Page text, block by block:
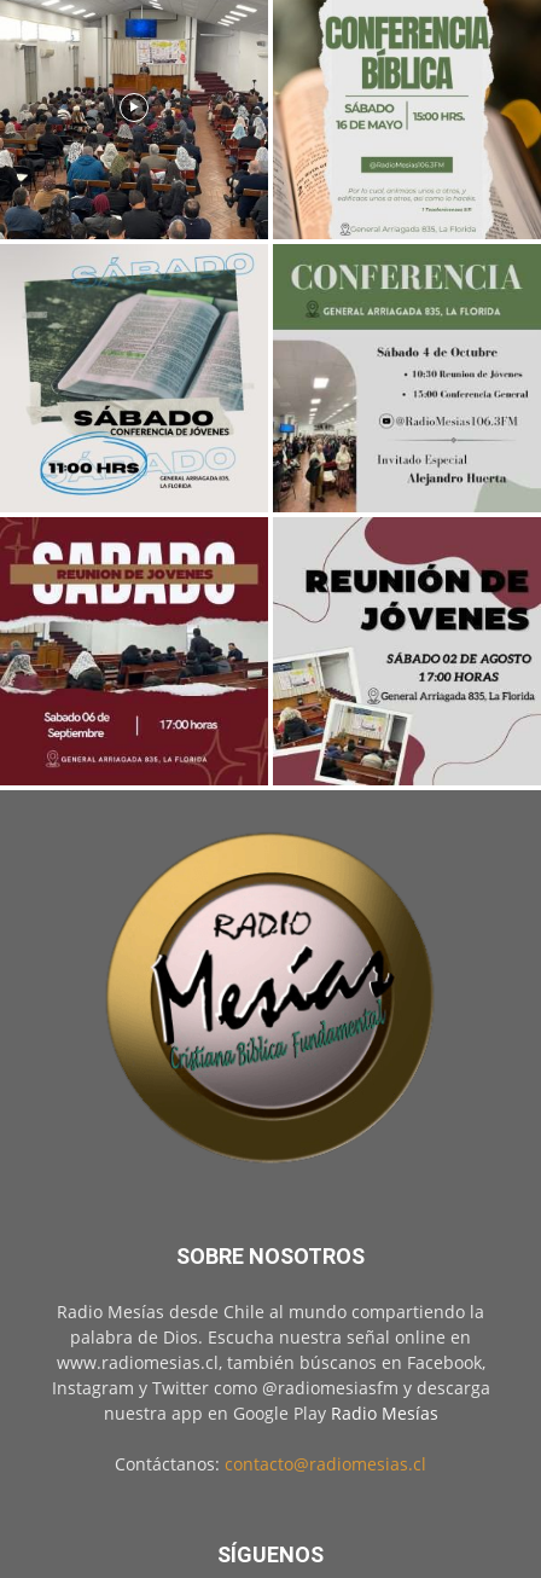
SOBRE NOSOTROS
Radio Mesías desde Chile al mundo compartiendo la
palabra de Dios. Escucha nuestra señal online en
www.radiomesias.cl, también búscanos en Facebook,
Instagram y Twitter como @radiomesiasfm y descarga
nuestra app en Google Play Radio Mesías
Contáctanos: contacto@radiomesias.cl
SÍGUENOS